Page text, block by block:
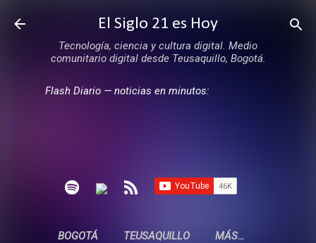
Ir al contenido principal
El Siglo 21 es Hoy
Tecnología, ciencia y cultura digital. Medio
comunitario digital desde Teusaquillo, Bogotá.
Flash Diario — noticias en minutos:
BOGOTÁ TEUSAQUILLO MÁS…